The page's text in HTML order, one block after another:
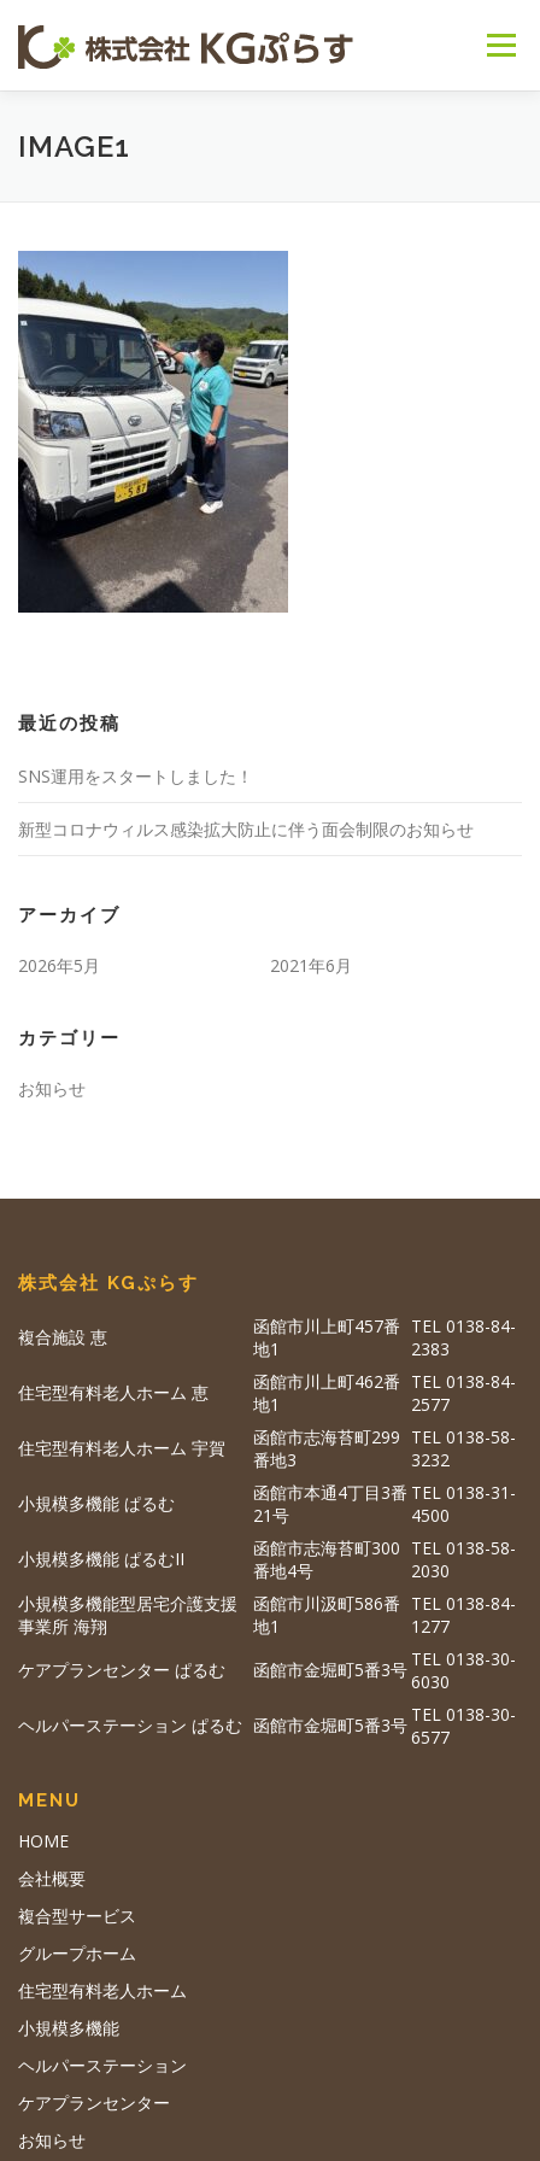
メニュー
会社概要
IMAGE1
最近の投稿
SNS運用をスタートしました！
新型コロナウィルス感染拡大防止に伴う面会制限のお知らせ
アーカイブ
2026年5月 2021年6月
カテゴリー
お知らせ
株式会社 KGぷらす
複合施設 恵
函館市川上町457番
地1
TEL 0138-84-
2383
住宅型有料老人ホーム 恵
函館市川上町462番
地1
TEL 0138-84-
2577
住宅型有料老人ホーム 宇賀
函館市志海苔町299
番地3
TEL 0138-58-
3232
小規模多機能 ぱるむ
函館市本通4丁目3番
21号
TEL 0138-31-
4500
小規模多機能 ぱるむII
函館市志海苔町300
番地4号
TEL 0138-58-
2030
小規模多機能型居宅介護支援
事業所 海翔
函館市川汲町586番
地1
TEL 0138-84-
1277
ケアプランセンター ぱるむ
函館市金堀町5番3号 TEL 0138-30-
6030
ヘルパーステーション ぱるむ 函館市金堀町5番3号 TEL 0138-30-
6577
MENU
HOME
会社概要
複合型サービス
グループホーム
住宅型有料老人ホーム
小規模多機能
ヘルパーステーション
ケアプランセンター
お知らせ